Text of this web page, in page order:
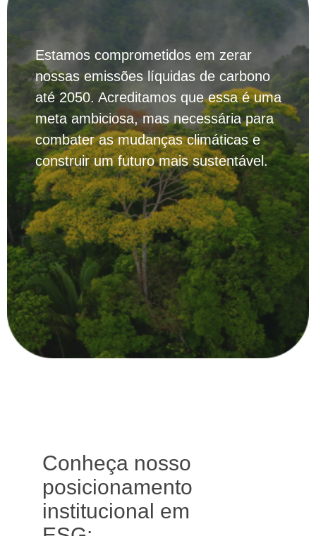
Estamos comprometidos em zerar
nossas emissões líquidas de carbono
até 2050. Acreditamos que essa é uma
meta ambiciosa, mas necessária para
combater as mudanças climáticas e
construir um futuro mais sustentável.
Conheça nosso
posicionamento
institucional em